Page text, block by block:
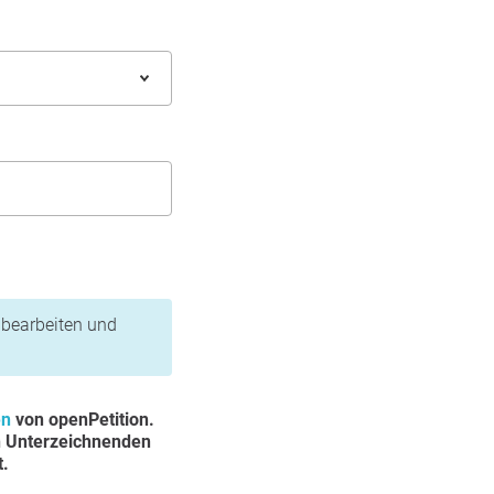
und
von openPetition.